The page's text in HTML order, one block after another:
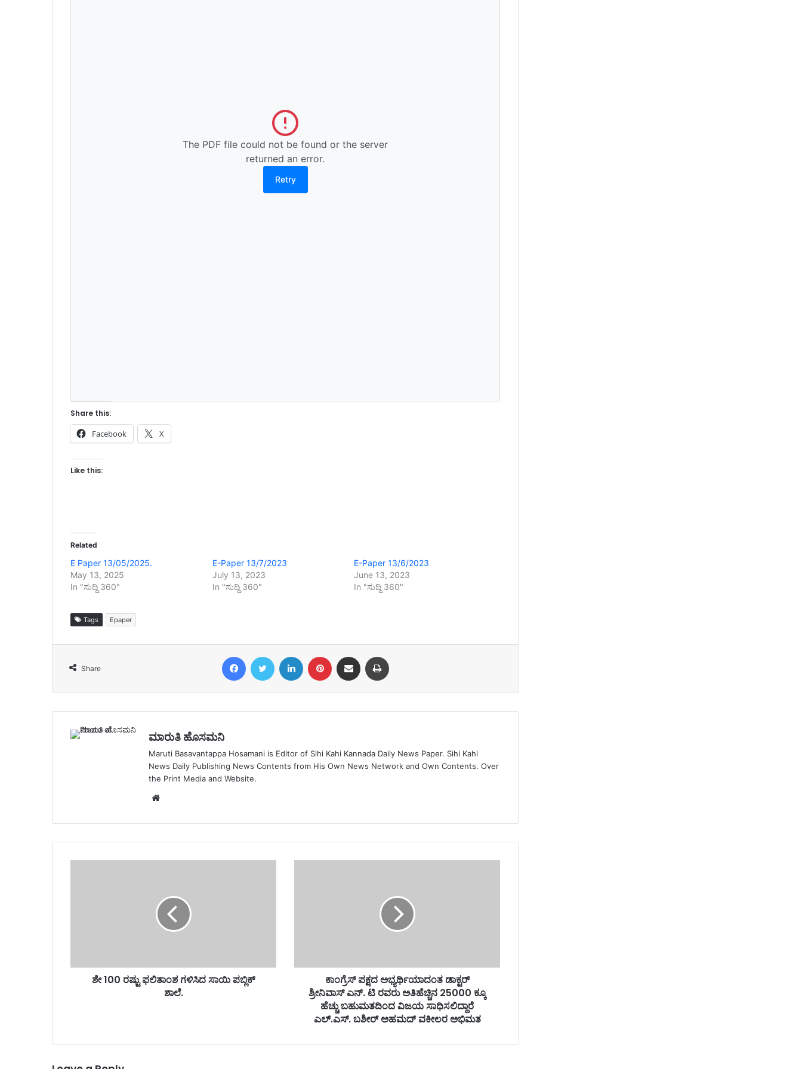
The PDF file could not be found or the server
returned an error.
Retry
Share this:
Facebook X
Like this:
Related
E Paper 13/05/2025.
May 13, 2025
In "ಸುದ್ದಿ 360"
E-Paper 13/7/2023
July 13, 2023
In "ಸುದ್ದಿ 360"
E-Paper 13/6/2023
June 13, 2023
In "ಸುದ್ದಿ 360"
Tags Epaper
Share
FacebookTwitter LinkedIn Pinterest Share via Email
ಮಾರುತಿ ಹೊಸಮನಿ
Maruti Basavantappa Hosamani is Editor of Sihi Kahi Kannada Daily News Paper. Sihi Kahi
News Daily Publishing News Contents from His Own News Network and Own Contents. Over
the Print Media and Website.
Website
ಶೇ 100 ರಷ್ಟು ಫಲಿತಾಂಶ ಗಳಿಸಿದ ಸಾಯಿ ಪಬ್ಲಿಕ್
ಶಾಲೆ.
ಕಾಂಗ್ರೆಸ್ ಪಕ್ಷದ ಅಭ್ಯರ್ಥಿಯಾದಂತ ಡಾಕ್ಟರ್
ಶ್ರೀನಿವಾಸ್ ಎನ್. ಟಿ ರವರು ಅತಿಹೆಚ್ಚಿನ 25000 ಕ್ಕೂ
ಹೆಚ್ಚು ಬಹುಮತದಿಂದ ವಿಜಯ ಸಾಧಿಸಲಿದ್ದಾರೆ
ಎಲ್.ಎಸ್. ಬಶೀರ್ ಅಹಮದ್ ವಕೀಲರ ಅಭಿಮತ